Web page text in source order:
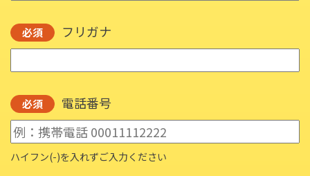
必須 フリガナ
必須 電話番号
ハイフン(-)を入れずご入力ください